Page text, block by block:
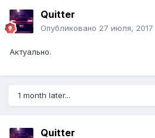
Quitter
Опубликовано 27 июля, 2017
Актуально.
1 month later...
Quitter